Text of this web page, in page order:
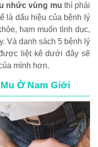
nhức vùng mu thì phái
là dấu hiệu của bệnh lý
ham muốn tình dục,
Và danh sách 5 bệnh lý
liệt kê dưới đây sẽ
mình hơn.
Ở Nam Giới